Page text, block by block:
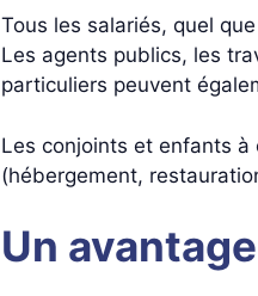
Tous les salariés, quel
Les agents publics, les
particuliers peuvent
Les conjoints et enfants
(hébergement,
Un